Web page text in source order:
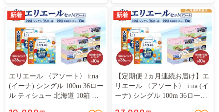
・発送期日は、あくまで目安です。
・同日にお申込いただいた場合でも、発送の準備の状況によ
り、別々に配送される場合がございます。
・梱包破損の状態で届いた場合は、配送業者までご連絡くださ
い。
■返品の取扱条件／返品期限、返品時の送料負担
輸送によるお礼の品の破損および発送ミスがありました場合の
買い ペーパー 紙 防災 常備品
備蓄品 消耗品 備蓄 日用品
用品 生活必需品
新着
エリエール 〈アソート〉 i:na
(イーナ) シングル 100m 36ロー
ル ティシュー 北海道 10箱 ト
新着
【定期便 2ヵ月連続お届け】エ
リエール 〈アソート〉 i:na (イ
ーナ) シングル 100m 36ロール